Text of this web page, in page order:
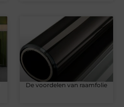
De voordelen van raamfolie